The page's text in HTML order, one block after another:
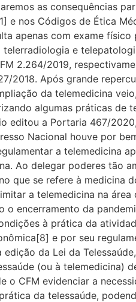
as consequências
e nos Códigos de Ética
apenas com exame
e
2.264/2019,
2018. Após grande
da telemedicina
algumas práticas de
editou a Portaria 467/
Nacional houve por
a telemedicina
Ao delegar poderes tão
que se refere à medicina
a telemedicina na área
encerramento da
à prática da
e por seu
da Lei da
(ou à telemedicina)
o CFM evidenciar a
da telessaúde,